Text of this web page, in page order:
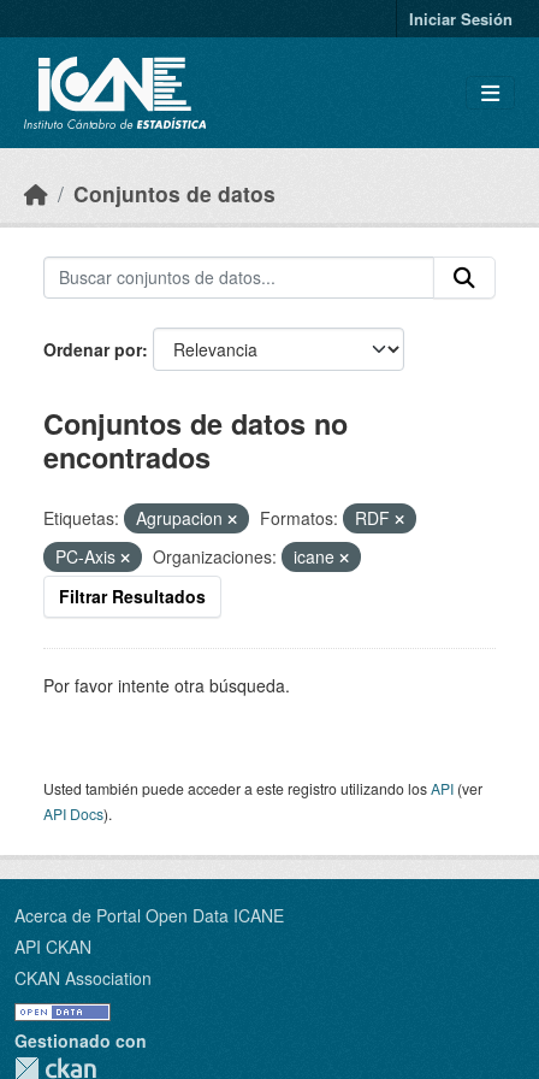
Iniciar Sesión
Conjuntos de datos
Ordenar por
Conjuntos de datos no
encontrados
Etiquetas: Agrupacion Formatos:
RDF
PC-Axis
Organizaciones:
icane
Filtrar Resultados
Por favor intente otra búsqueda.
Usted también puede acceder a este registro utilizando losAPI (ver
API Docs).
Acerca de Portal Open Data ICANE
API CKAN
CKAN Association
Gestionado con